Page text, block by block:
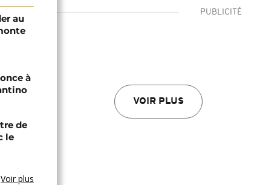
PUBLICITÉ
VOIR PLUS
au
à
de
le
Voir plus